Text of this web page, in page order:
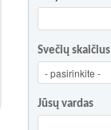
Svečių skaičius
Jūsų vardas